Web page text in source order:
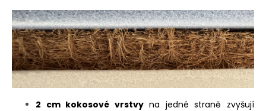
2 cm kokosové vrstvyna jedné straně zvyšují